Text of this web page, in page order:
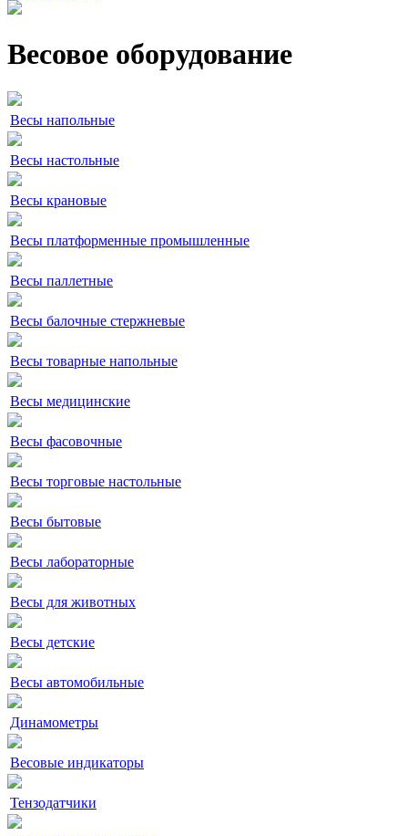
Весовое оборудование
Весы напольные
Весы настольные
Весы крановые
Весы платформенные промышленные
Весы паллетные
Весы балочные стержневые
Весы товарные напольные
Весы медицинские
Весы фасовочные
Весы торговые настольные
Весы бытовые
Весы лабораторные
Весы для животных
Весы детские
Весы автомобильные
Динамометры
Весовые индикаторы
Тензодатчики